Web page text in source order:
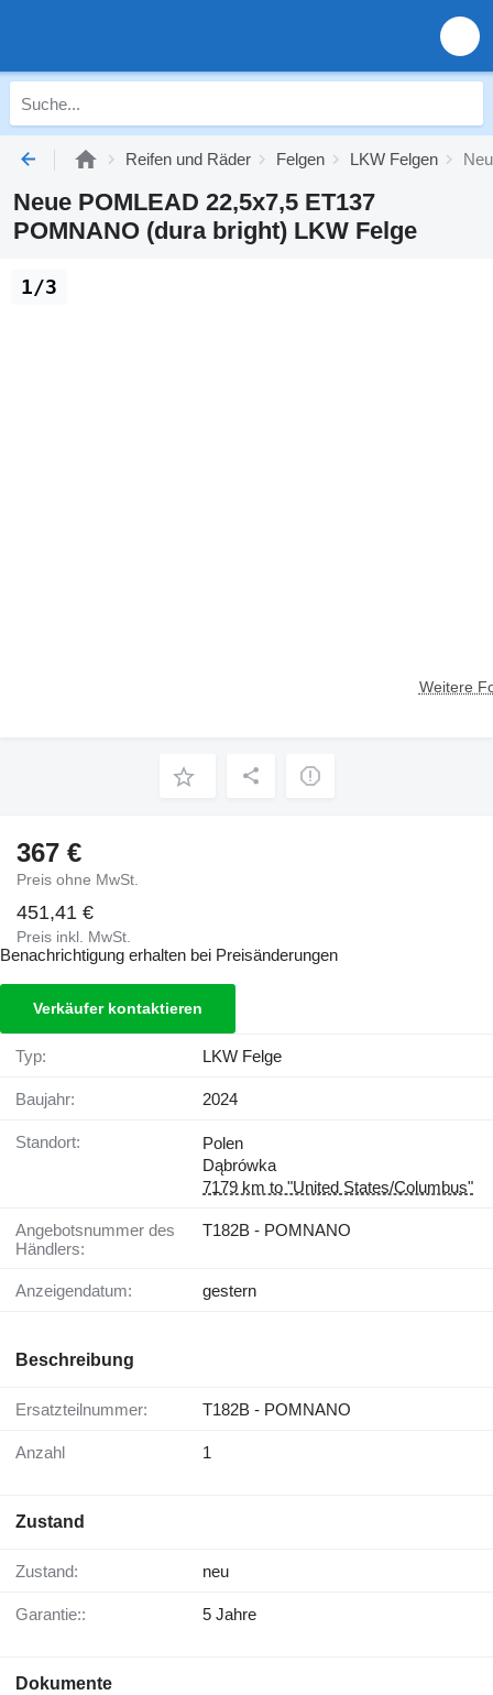
Reifen und Räder Felgen LKW Felgen
Neue POMLEAD 22,5x7,5 ET137
POMNANO (dura bright) LKW Felge
Weitere
1/3
367 €
Preis ohne MwSt.
451,41 €
Preis inkl. MwSt.
Benachrichtigung erhalten bei Preisänderungen
Verkäufer kontaktieren
Typ: LKW Felge
Baujahr: 2024
Standort:
Polen
Dąbrówka
7179 km to "United States/Columbus"
Angebotsnummer des
Händlers:
T182B - POMNANO
Anzeigendatum: gestern
Beschreibung
Ersatzteilnummer: T182B - POMNANO
Anzahl 1
Zustand
Zustand: neu
Garantie:: 5 Jahre
Dokumente